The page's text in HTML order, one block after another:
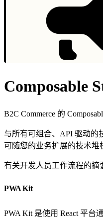
Composable
B2C Commerce 的
与所有可组合、API 驱动的
可随您的业务扩展的技术堆
有关开发人员工作流程的摘
PWA Kit
PWA Kit 是使用 React 平台